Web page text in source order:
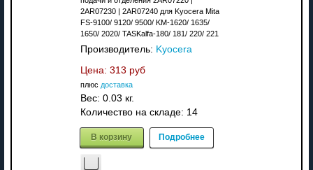
2AR07230 | 2AR07240 для Kyocera Mita
FS-9100/ 9120/ 9500/ KM-1620/ 1635/
1650/ 2020/ TASKalfa-180/ 181/ 220/ 221
Производитель: Kyocera
Цена: 313 руб
плюс доставка
Вес: 0.03 кг.
Количество на складе: 14
В корзину Подробнее